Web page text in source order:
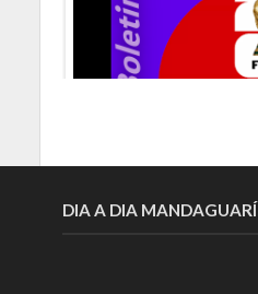
DIA A DIA MANDAGUARÍ